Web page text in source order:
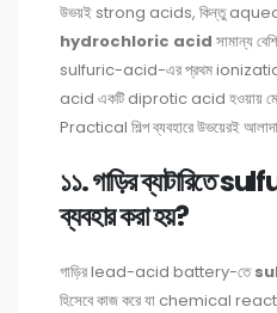
উভয়ই strong acids, কিন্তু
hydrochloric acid সামান্য
sulfuric-acid-এর প্রথম
acid একটি diprotic acid হওয়ায়
Practical শিল্প ব্যবহারে উভয়েরই
১১. গাড়ির ব্যাটারিতে
ব্যবহার করা হয়?
গাড়ির lead-acid battery-তে
হিসেবে কাজ করে যা chemical